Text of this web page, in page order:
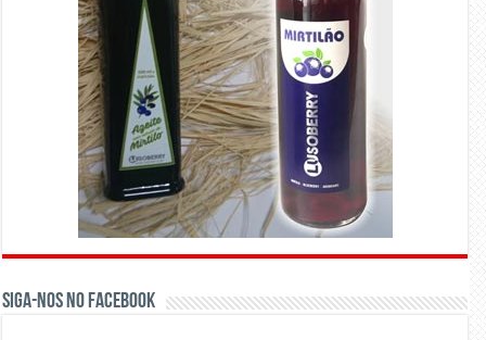
Siga-nos no Facebook